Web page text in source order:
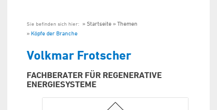
Sie befinden sich hier: Startseite
Themen
Köpfe der Branche
Volkmar Frotscher
FACHBERATER FÜR REGENERATIVE
ENERGIESYSTEME